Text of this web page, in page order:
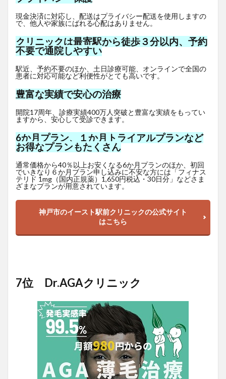
現金決済に対応し、配送はプライバシー配送を使用しますの
で、他人や家族にばれる心配はありません。
クリニックは最寄駅から徒歩３分以内、予約
不要で通院しやすい
駅近、予約不要のほか、土日診療可能、オンラインで全国の
患者に対応可能など利便性がとても高いです。
豊富な実績で安心の治療
開院17周年、診療実績400万人突破と豊富な実績をもってい
ますから、安心して受診できます。
6か月プラン、１か月トライアルプランなど
お得なプランもたくさん
通常価格から40％以上お安くなる6か月プランのほか、初回
でいきなり６か月ブラン申し込みに不安な方には「フィナス
テリド 1mg（国内正規薬）1,650円税込・30日分」などさま
ざまなプランが用意されています。
神戸市のイースト駅前クリニックの公式サイト
はこちら
7位 Dr.AGAクリニック